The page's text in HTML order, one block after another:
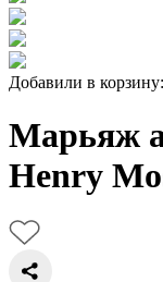
Добавили в
Марьяж
Henry